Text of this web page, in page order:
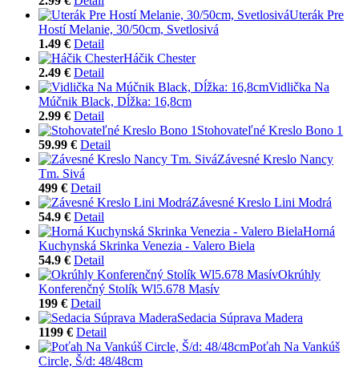
Uterák Pre
Hostí Melanie, 30/50cm, Svetlosivá
1.49 € Detail
Háčik Chester
2.49 € Detail
Vidlička Na
Múčnik Black, Dĺžka: 16,8cm
2.99 € Detail
Stohovateľné Kreslo Bono 1
59.99 € Detail
Závesné Kreslo Nancy
Tm. Sivá
499 € Detail
Závesné Kreslo Lini Modrá
54.9 € Detail
Horná
Kuchynská Skrinka Venezia - Valero Biela
54.9 € Detail
Okrúhly
Konferenčný Stolík Wl5.678 Masív
199 € Detail
Sedacia Súprava Madera
1199 € Detail
Poťah Na Vankúš
Circle, Š/d: 48/48cm